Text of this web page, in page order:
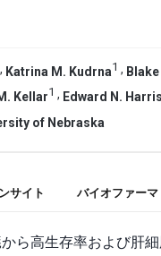
, Katrina M. Kudrna1 ,
Kellar1 , Edward N.
of Nebraska
サイト バイオファー
ら高生存率および肝